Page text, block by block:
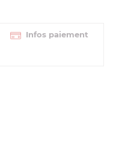
Infos paiement